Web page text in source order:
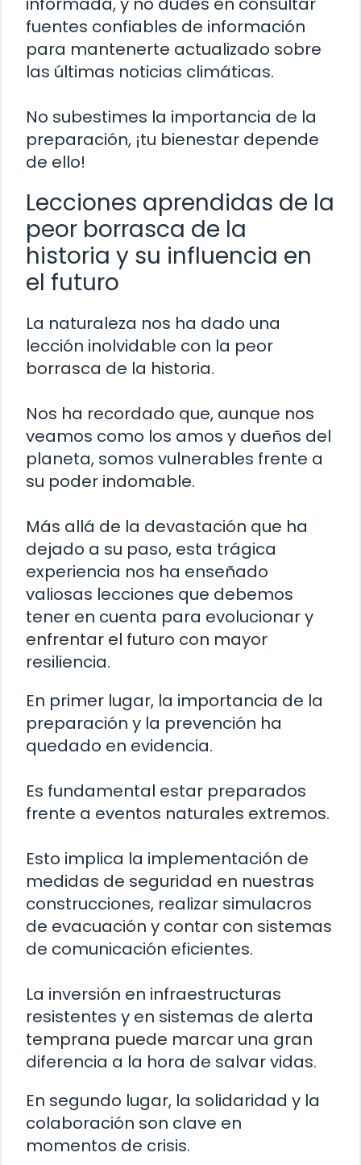
fuentes confiables de información
para mantenerte actualizado sobre
las últimas noticias climáticas.
No subestimes la importancia de la
preparación, ¡tu bienestar depende
de ello!
Lecciones aprendidas de la
peor borrasca de la
historia y su influencia en
el futuro
La naturaleza nos ha dado una
lección inolvidable con la peor
borrasca de la historia.
Nos ha recordado que, aunque nos
veamos como los amos y dueños del
planeta, somos vulnerables frente a
su poder indomable.
Más allá de la devastación que ha
dejado a su paso, esta trágica
experiencia nos ha enseñado
valiosas lecciones que debemos
tener en cuenta para evolucionar y
enfrentar el futuro con mayor
resiliencia.
En primer lugar, la importancia de la
preparación y la prevención ha
quedado en evidencia.
Es fundamental estar preparados
frente a eventos naturales extremos.
Esto implica la implementación de
medidas de seguridad en nuestras
construcciones, realizar simulacros
de evacuación y contar con sistemas
de comunicación eficientes.
La inversión en infraestructuras
resistentes y en sistemas de alerta
temprana puede marcar una gran
diferencia a la hora de salvar vidas.
En segundo lugar, la solidaridad y la
colaboración son clave en
momentos de crisis.